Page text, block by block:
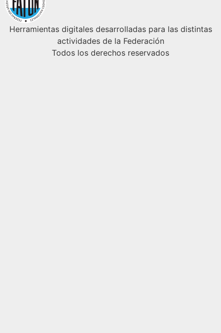
Herramientas digitales desarrolladas para las distintas
actividades de la Federación
Todos los derechos reservados